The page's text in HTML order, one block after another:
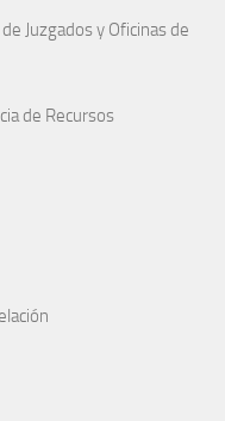
Juzgados y Oficinas de
de Recursos